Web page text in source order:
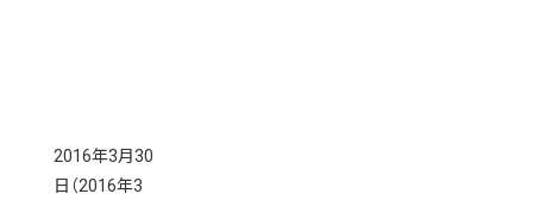
2016年3月30
日 （2016年3